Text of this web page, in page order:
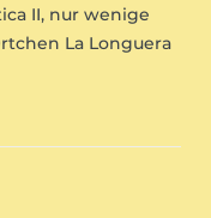
II, nur wenige
La Longuera